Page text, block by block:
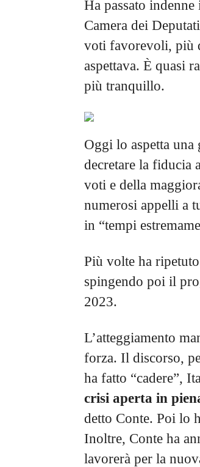
Ha passato
Camera dei
voti favorevoli, più
aspettava. È quasi
più tranquillo.
Oggi lo aspetta
decretare la fiducia
voti e della
numerosi appelli a
in “tempi
Più volte ha
spingendo poi il
2023.
L’atteggiamento
forza. Il discorso,
ha fatto “cadere”,
crisi aperta in
detto Conte. Poi lo
Inoltre, Conte ha
lavorerà per la